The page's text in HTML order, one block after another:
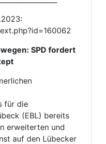
SPD fordert
für die
(EBL) bereits
erweiterten und
auf den Lübecker